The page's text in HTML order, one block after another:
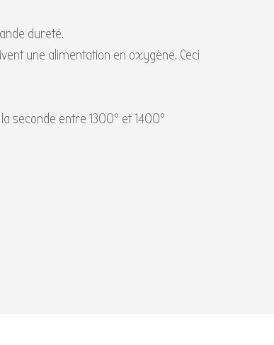
dureté.
une alimentation en oxygène. Ceci
seconde entre 1300° et 1400°